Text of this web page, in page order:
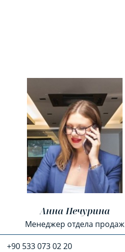
Анна Печурина
Менеджер отдела продаж
+90 533 073 02 20